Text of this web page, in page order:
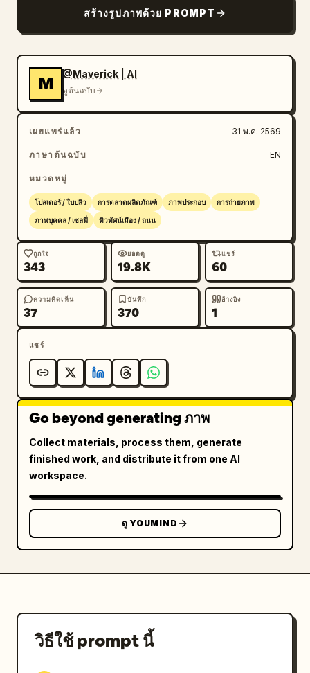
สร้างรูปภาพด้วย PROMPT
M
@Maverick | AI
ดูต้นฉบับ
เผยแพร่แล้ว 31 พ.ค. 2569
ภาษาต้นฉบับ EN
หมวดหมู่
โปสเตอร์ / ใบปลิว การตลาดผลิตภัณฑ์ ภาพประกอบ การถ่ายภาพ
ภาพบุคคล / เซลฟี่ ทิวทัศน์เมือง / ถนน
ถูกใจ
343
ยอดดู
19.8K
แชร์
60
ความคิดเห็น
37
บันทึก
370
อ้างอิง
1
แชร์
Go beyond generating ภาพ
Collect materials, process them, generate
finished work, and distribute it from one AI
workspace.
ดู YOUMIND
วิธีใช้ prompt นี้